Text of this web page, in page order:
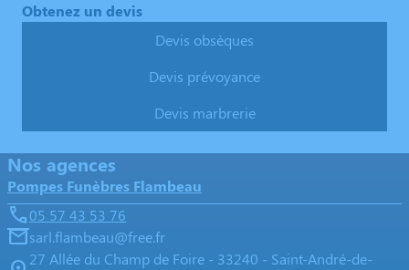
Obtenez un devis
Devis obsèques
Devis prévoyance
Devis marbrerie
Nos agences
Pompes Funèbres Flambeau
05 57 43 53 76
sarl.flambeau@free.fr
27 Allée du Champ de Foire - 33240 - Saint-André-de-